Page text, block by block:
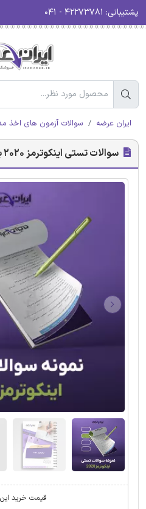
پشتیبانی:
ایران عرضه سوالات آزمون های اخذ
سوالات تستی اینکوترمز 2020 با جواب
قیمت خرید